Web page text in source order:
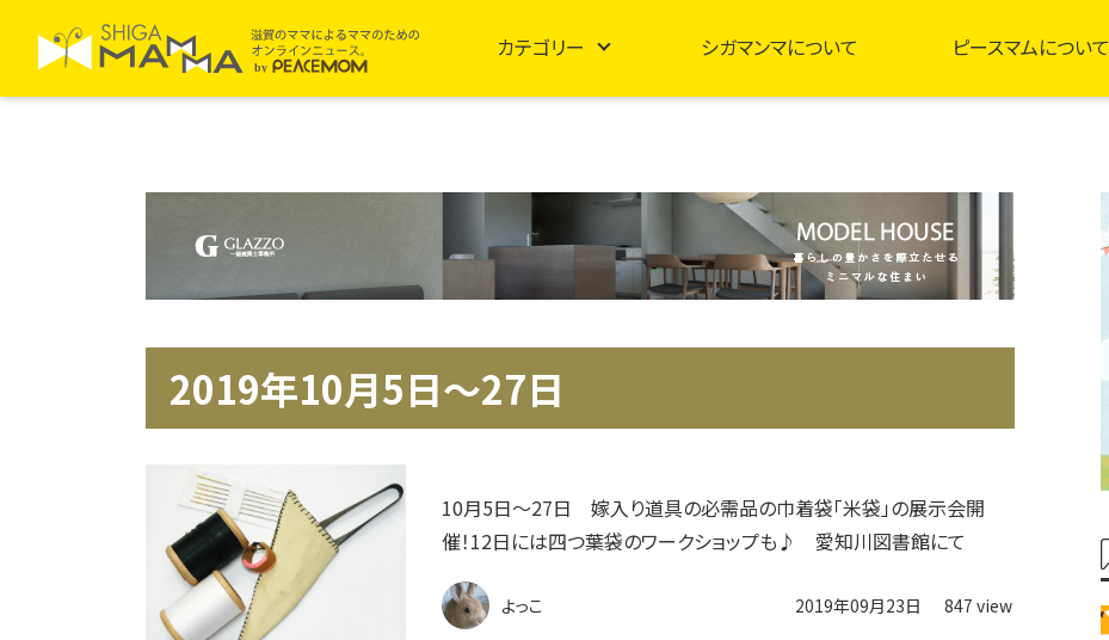
カテゴリー シガマンマについて ピースマムについて
2019年10月5日～27日
10月5日～27日 嫁入り道具の必需品の巾着袋「米袋」の展示会開
催！12日には四つ葉袋のワークショップも♪ 愛知川図書館にて
よっこ 2019年09月23日 847 view